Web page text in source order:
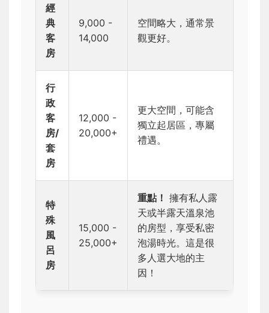
經
典
客
房
9,000 -
14,000
空間略大，通常景
觀更好。
行
政
客
房/
套
房
12,000 -
20,000+
更大空間，可能含
獨立起居區，專屬
禮遇。
特
殊
風
呂
房
15,000 -
25,000+
重點！ 擁有私人露
天或半露天溫泉池
的房型，享受私密
泡湯時光。這是很
多人選大地的主
因！